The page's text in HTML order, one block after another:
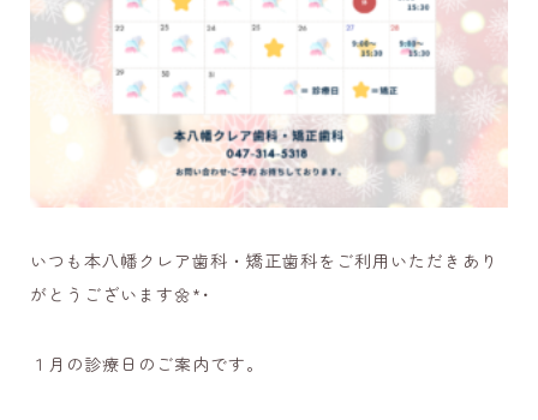
いつも本八幡クレア歯科・矯正歯科をご利用いただきあり
がとうございます🌼*･
１月の診療日のご案内です。